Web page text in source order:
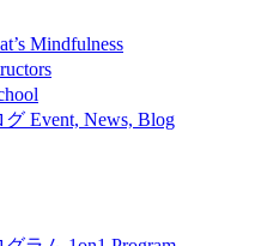
Mindfulness
グ Event, News, Blog